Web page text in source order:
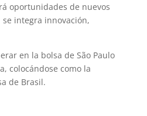
oportunidades de nuevos
integra innovación,
en la bolsa de São Paulo
colocándose como la
de Brasil.